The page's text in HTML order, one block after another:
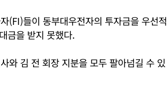
(FI)들이 동부대우전자의 투자금을 우선적
금을 받지 못했다.
와 김 전 회장 지분을 모두 팔아넘길 수 있